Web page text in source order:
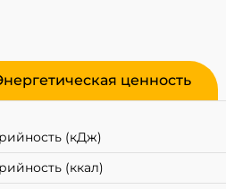
ценность
(кДж)
(ккал)